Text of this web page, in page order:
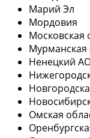
Марий Эл
Мордовия
Московская
Мурманская
Ненецкий
Омская